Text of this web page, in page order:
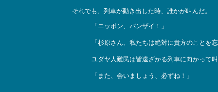
それでも、列車が動き出した時、誰かが叫んだ。
「ニッポン、バンザイ！」
「杉原さん、私たちは絶対に貴方のことを
ユダヤ人難民は皆遠ざかる列車に向かって
「また、会いましょう、必ずね！」